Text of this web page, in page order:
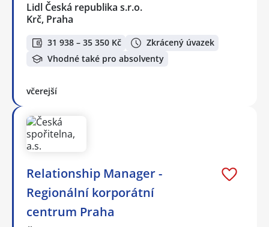
Lidl Česká republika s.r.o.
Krč, Praha
31 938 – 35 350 Kč
Zkrácený úvazek
Vhodné také pro absolventy
včerejší
Relationship Manager -
Regionální korporátní
centrum Praha